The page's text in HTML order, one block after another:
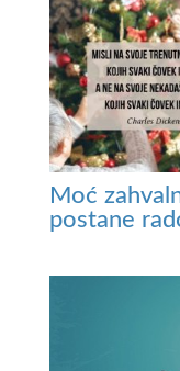
Moć
postane